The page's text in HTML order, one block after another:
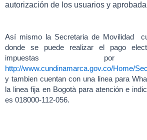
autorización de los usuarios y
Así mismo la Secretaria de Movilidad
donde se puede realizar el pago
impuestas por
http://www.cundinamarca.gov.co/Home/
y tambien cuentan con una linea para
la linea fija en Bogotà para atención e
es 018000-112-056.